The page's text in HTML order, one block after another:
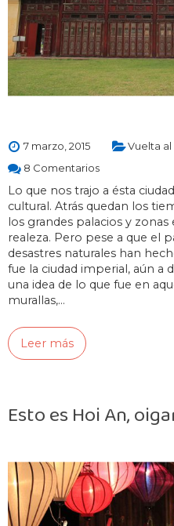
7 marzo, 2015 Vuelta
8 Comentarios
Lo que nos trajo a ésta
cultural. Atrás quedan los
los grandes palacios y
realeza. Pero pese a que el
desastres naturales han
fue la ciudad imperial, aún a
una idea de lo que fue en
murallas,…
Leer más
Esto es Hoi An,